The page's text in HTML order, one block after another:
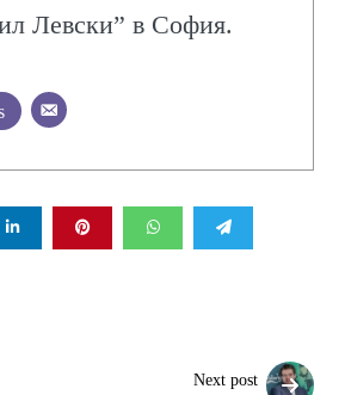
Левски” в София.
Next post